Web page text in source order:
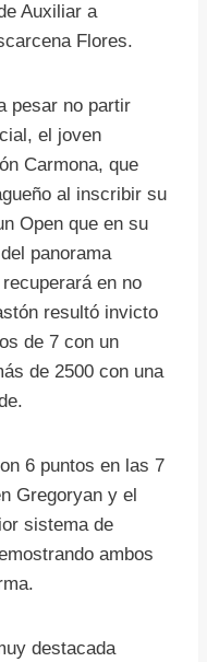
Auxiliar a
Flores.
pesar no partir
el joven
Carmona, que
al inscribir su
Open que en su
panorama
en no
resultó invicto
de 7 con un
de 2500 con una
6 puntos en las 7
Gregoryan y el
sistema de
ambos
destacada